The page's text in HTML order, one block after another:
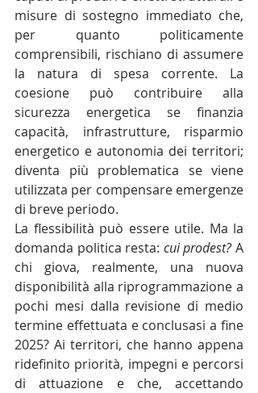
misure di sostegno immediato che,
per quanto politicamente
comprensibili, rischiano di assumere
la natura di spesa corrente. La
coesione può contribuire alla
sicurezza energetica se finanzia
capacità, infrastrutture, risparmio
energetico e autonomia dei territori;
diventa più problematica se viene
utilizzata per compensare emergenze
di breve periodo.
La flessibilità può essere utile. Ma la
domanda politica resta: cui prodest? A
chi giova, realmente, una nuova
disponibilità alla riprogrammazione a
pochi mesi dalla revisione di medio
termine effettuata e conclusasi a fine
2025? Ai territori, che hanno appena
ridefinito priorità, impegni e percorsi
di attuazione e che, accettando